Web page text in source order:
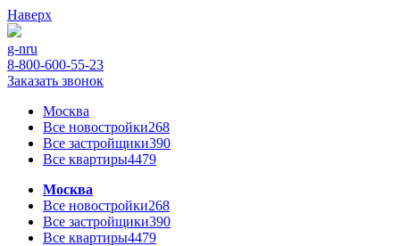
Наверх
g-nru
8-800-600-55-23
Заказать звонок
Москва
Все новостройки268
Все застройщики390
Все квартиры4479
Москва
Все новостройки268
Все застройщики390
Все квартиры4479